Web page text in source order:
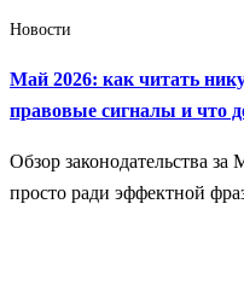
Новости
Май 2026: как читать
правовые сигналы и что
Обзор законодательства
просто ради эффектной